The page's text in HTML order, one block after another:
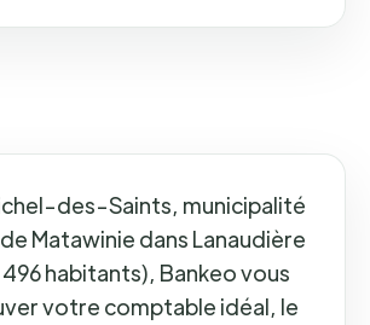
des-Saints, municipalité
Matawinie dans Lanaudière
habitants), Bankeo vous
votre comptable idéal, le